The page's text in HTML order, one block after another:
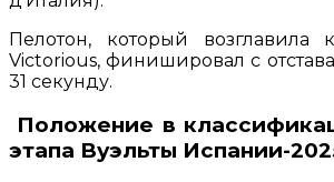
Пелотон, который возглавила
Victorious, финишировал с
31 секунду.
Положение в
этапа Вуэльты Испании-